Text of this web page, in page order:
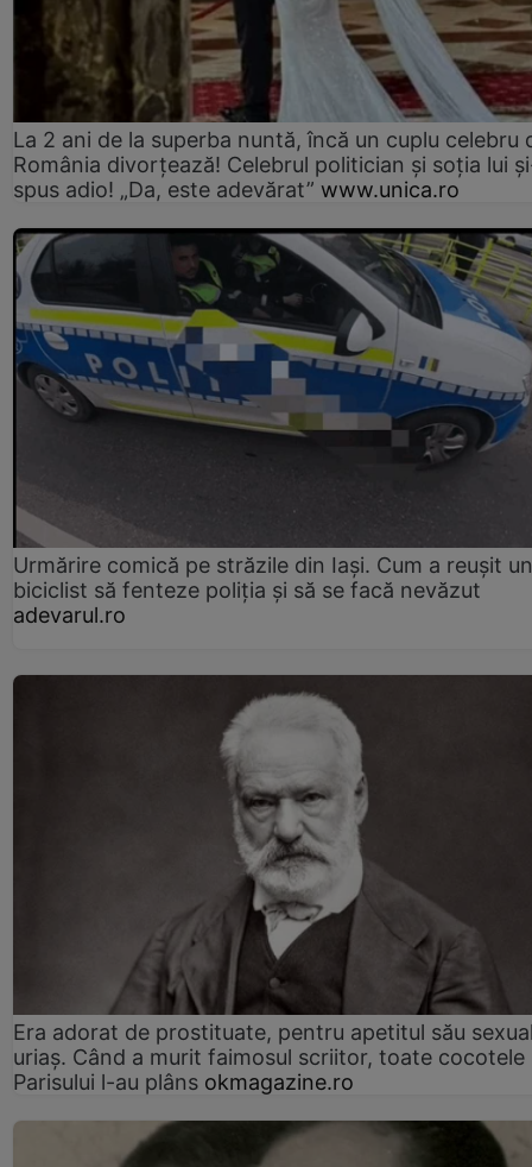
La 2 ani de la superba nuntă, încă un cuplu celebru
România divorțează! Celebrul politician și soția lui
spus adio! „Da, este adevărat” www.unica.ro
Urmărire comică pe străzile din Iași. Cum a reușit un
biciclist să fenteze poliția și să se facă nevăzut
adevarul.ro
Era adorat de prostituate, pentru apetitul său
uriaș. Când a murit faimosul scriitor, toate cocotele
Parisului l-au plâns okmagazine.ro